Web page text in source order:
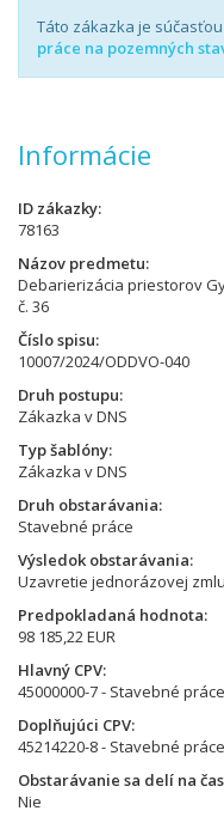
Táto zákazka je súčasťou
práce na pozemných
Informácie
ID zákazky
78163
Názov predmetu
Debarierizácia priestorov
č. 36
Číslo spisu
10007/2024/ODDVO-040
Druh postupu
Zákazka v DNS
Typ šablóny
Zákazka v DNS
Druh obstarávania
Stavebné práce
Výsledok obstarávania
Uzavretie jednorázovej
Predpokladaná hodnota
98 185,22 EUR
Hlavný CPV
45000000-7 - Stavebné práce
Doplňujúci CPV
45214220-8 - Stavebné
Obstarávanie sa delí na
Nie